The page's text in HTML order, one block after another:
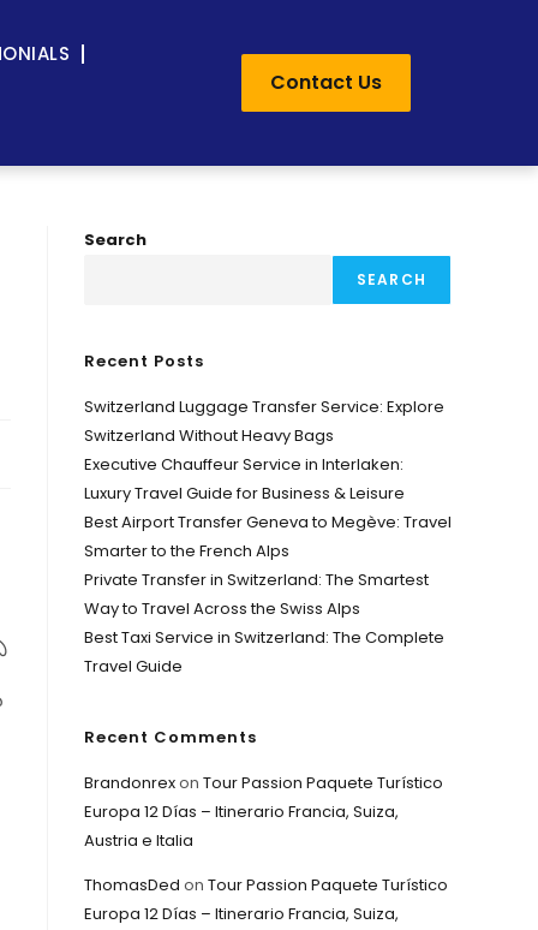
Contact Us
Search
SEARCH
Recent Posts
Switzerland Luggage Transfer Service: Explore
Switzerland Without Heavy Bags
Executive Chauffeur Service in Interlaken:
Luxury Travel Guide for Business & Leisure
Best Airport Transfer Geneva to Megève: Travel
Smarter to the French Alps
Private Transfer in Switzerland: The Smartest
Way to Travel Across the Swiss Alps
Best Taxi Service in Switzerland: The Complete
Travel Guide
Recent Comments
Brandonrexon Tour Passion Paquete Turístico
Europa 12 Días – Itinerario Francia, Suiza,
Austria e Italia
ThomasDed on Tour Passion Paquete Turístico
Europa 12 Días – Itinerario Francia, Suiza,